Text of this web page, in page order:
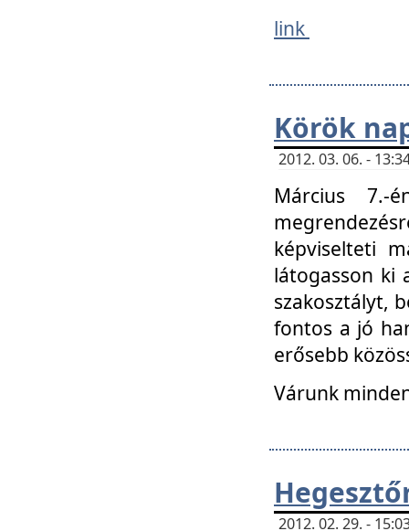
link
Körök
2012. 03. 06. -
Március 7.-
képviselteti
látogasson ki
szakosztályt,
fontos a jó
erősebb
Várunk
2012. 02. 29. -